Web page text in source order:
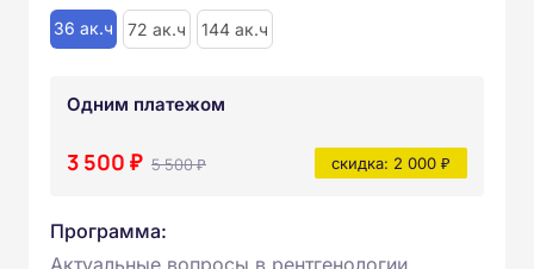
36 ак.ч 72 ак.ч 144 ак.ч
Одним платежом
3 500 ₽ 5 500 ₽ скидка: 2 000 ₽
Программа:
Актуальные вопросы в рентгенологии